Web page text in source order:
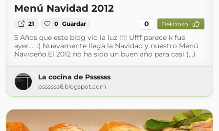
Menú Navidad 2012
21 0 Guardar 0 Delicioso
5 Años que este blog vio la luz !!!! Ufff parece k fue
ayer.... :( Nuevamente llega la Navidad y nuestro Menú
Navideño.El 2012 no ha sido un buen año para casi (...)
La cocina de Pssssss
pssssss6.blogspot.com